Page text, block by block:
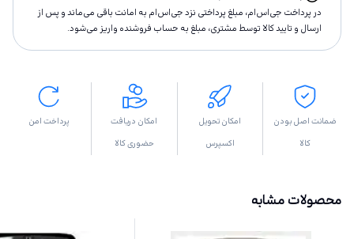
در پرداخت جی‌اس‌ام، مبلغ پرداختى نزد جی‌اس‌ام به امانت باقى مى‌ماند و پس از
ارسال و تاييد كالا توسط مشتری، مبلغ به حساب فروشنده واريز مى‌شود.
ضمانت اصل بودن
کالا
امکان تحویل
اکسپرس
امکان دریافت
حضوری کالا
پرداخت امن
محصولات مشابه